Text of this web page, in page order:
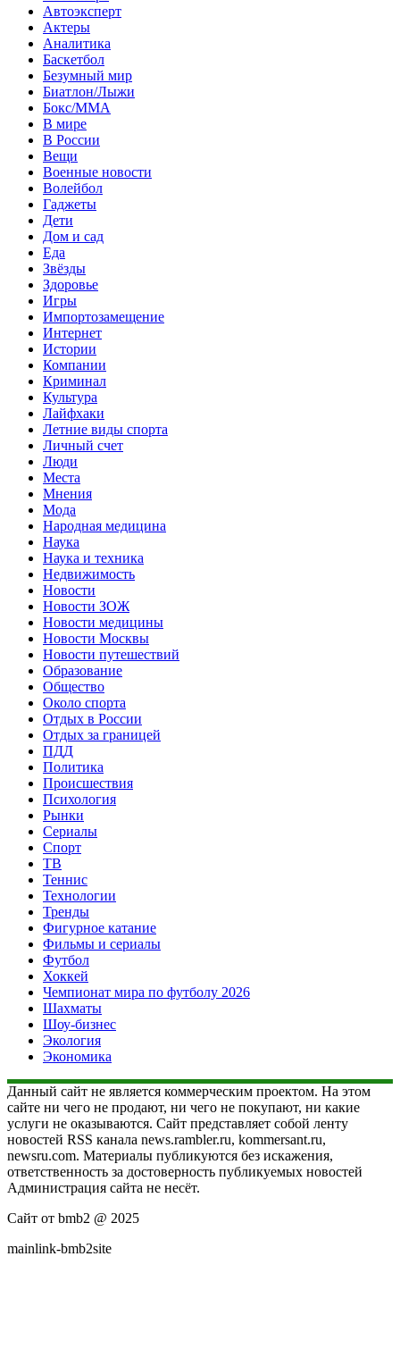
Автоэксперт
Актеры
Аналитика
Баскетбол
Безумный мир
Биатлон/Лыжи
Бокс/MMA
В мире
В России
Вещи
Военные новости
Волейбол
Гаджеты
Дети
Дом и сад
Еда
Звёзды
Здоровье
Игры
Импортозамещение
Интернет
Истории
Компании
Криминал
Культура
Лайфхаки
Летние виды спорта
Личный счет
Люди
Места
Мнения
Мода
Народная медицина
Наука
Наука и техника
Недвижимость
Новости
Новости ЗОЖ
Новости медицины
Новости Москвы
Новости путешествий
Образование
Общество
Около спорта
Отдых в России
Отдых за границей
ПДД
Политика
Происшествия
Психология
Рынки
Сериалы
Спорт
ТВ
Теннис
Технологии
Тренды
Фигурное катание
Фильмы и сериалы
Футбол
Хоккей
Чемпионат мира по футболу 2026
Шахматы
Шоу-бизнес
Экология
Экономика
Данный сайт не является коммерческим проектом. На этом
сайте ни чего не продают, ни чего не покупают, ни какие
услуги не оказываются. Сайт представляет собой ленту
новостей RSS канала news.rambler.ru, kommersant.ru,
newsru.com. Материалы публикуются без искажения,
ответственность за достоверность публикуемых новостей
Администрация сайта не несёт.
Сайт от bmb2 @ 2025
mainlink-bmb2site